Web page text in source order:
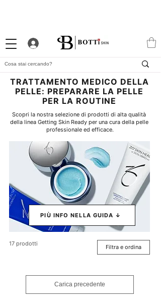
TRATTAMENTO MEDICO DELLA
PELLE: PREPARARE LA PELLE
PER LA ROUTINE
Scopri la nostra selezione di prodotti di alta qualità
della linea Getting Skin Ready per una cura della pelle
professionale ed efficace.
17 prodotti Filtra e ordina
Carica precedente
PIÙ INFO NELLA GUIDA ↓